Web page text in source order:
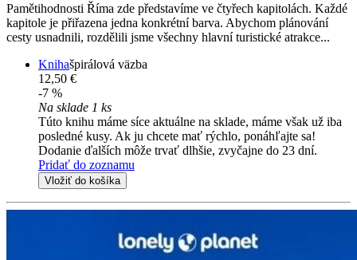
Pamětihodnosti Říma zde představíme ve čtyřech kapitolách. Každé
kapitole je přiřazena jedna konkrétní barva. Abychom plánování
cesty usnadnili, rozdělili jsme všechny hlavní turistické atrakce...
Knihašpirálová väzba
12,50 €
-7 %
Na sklade 1 ks
Túto knihu máme síce aktuálne na sklade, máme však už iba
posledné kusy. Ak ju chcete mať rýchlo, ponáhľajte sa!
Dodanie ďalších môže trvať dlhšie, zvyčajne do 23 dní.
Pridať do zoznamu
Vložiť do košíka